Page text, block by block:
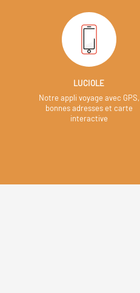
LUCIOLE
Notre appli voyage avec GPS,
bonnes adresses et carte
interactive